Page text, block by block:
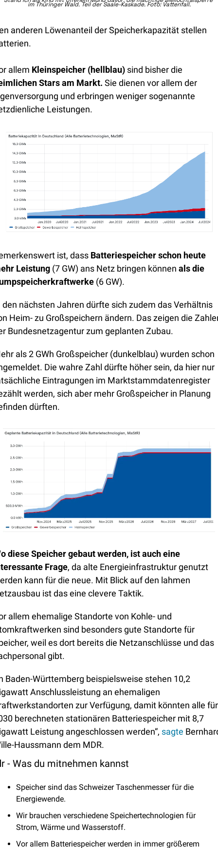
im Thüringer Wald. Teil der Saale-Kaskade. Foto: Vattenfall.
anderen Löwenanteil der Speicherkapazität stellen
allem Kleinspeicher (hellblau)
Stars am Markt. Sie dienen vor allem der
und erbringen weniger sogenannte
Leistungen.
ist, dass Batteriespeicher schon heute
Leistung (7 GW) ans Netz bringen können als die
(6 GW).
den nächsten Jahren dürfte sich zudem das Verhältnis
Heim- zu Großspeichern ändern. Das zeigen die
Bundesnetzagentur zum geplanten Zubau.
als 2 GWh Großspeicher (dunkelblau) wurden schon
Die wahre Zahl dürfte höher sein, da hier nur
Eintragungen im Marktstammdatenregister
werden, sich aber mehr Großspeicher in Planung
dürften.
diese Speicher gebaut werden, ist auch eine
Frage, da alte Energieinfrastruktur genutzt
kann für die neue. Mit Blick auf den lahmen
ist das eine clevere Taktik.
allem ehemalige Standorte von Kohle- und
sind besonders gute Standorte für
weil es dort bereits die Netzanschlüsse und das
gibt.
Baden-Württemberg beispielsweise stehen 10,2
Anschlussleistung an ehemaligen
zur Verfügung, damit könnten alle für
berechneten stationären Batteriespeicher mit 8,7
Leistung angeschlossen werden“, sagte
Haussmann dem MDR.
- Was du mitnehmen kannst
Speicher sind das Schweizer Taschenmesser für die
Energiewende.
Wir brauchen verschiedene Speichertechnologien für
Strom, Wärme und Wasserstoff.
Vor allem Batteriespeicher werden in immer größerem